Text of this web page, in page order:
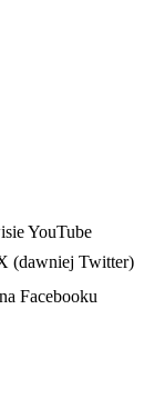
YouTube
(dawniej Twitter)
Facebooku